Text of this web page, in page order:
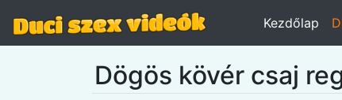
Kezdőlap
Dögös kövér csaj